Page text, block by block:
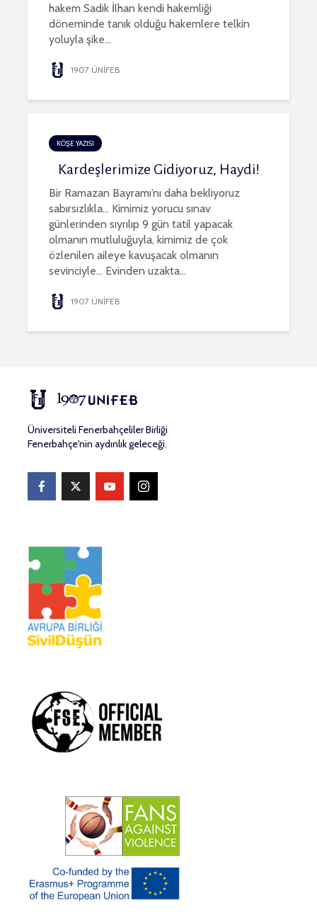
hakem Sadık İlhan kendi hakemliği
döneminde tanık olduğu hakemlere telkin
yoluyla şike...
1907 ÜNİFEB
KÖŞE YAZISI
Kardeşlerimize Gidiyoruz, Haydi!
Bir Ramazan Bayramı’nı daha bekliyoruz
sabırsızlıkla… Kimimiz yorucu sınav
günlerinden sıyrılıp 9 gün tatil yapacak
olmanın mutluluğuyla, kimimiz de çok
özlenilen aileye kavuşacak olmanın
sevinciyle… Evinden uzakta...
1907 ÜNİFEB
Üniversiteli Fenerbahçeliler Birliği
Fenerbahçe'nin aydınlık geleceği.